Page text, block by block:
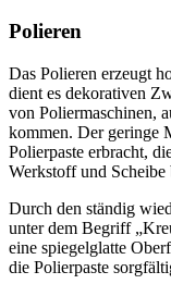
Polieren
Das Polieren erzeugt
dient es dekorativen
von Poliermaschinen,
kommen. Der geringe
Polierpaste erbracht,
Werkstoff und Scheibe
Durch den ständig
unter dem Begriff
eine spiegelglatte
die Polierpaste